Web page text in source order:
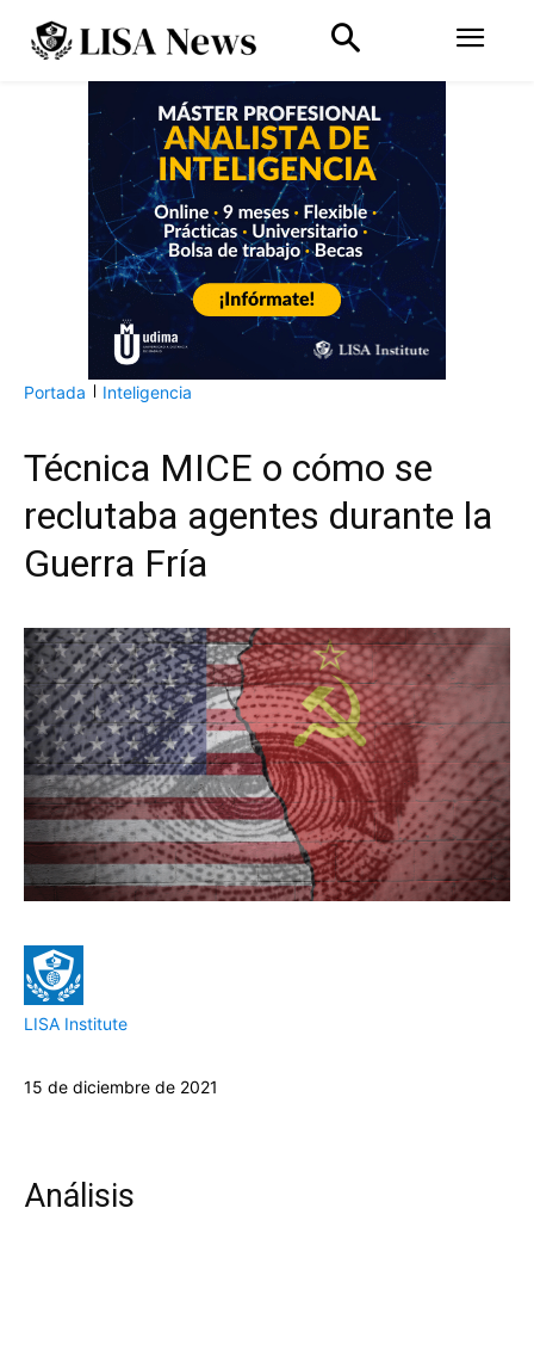
Portada Inteligencia
Técnica MICE o cómo se
reclutaba agentes durante la
Guerra Fría
LISA Institute
15 de diciembre de 2021
Análisis